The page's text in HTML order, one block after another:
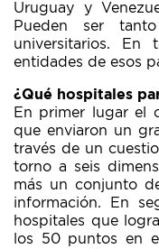
Uruguay y
Pueden ser
universitarios.
entidades de esos
¿Qué hospitales
En primer lugar el
que enviaron un
través de un
torno a seis
más un conjunto
información. En
hospitales que
los 50 puntos en